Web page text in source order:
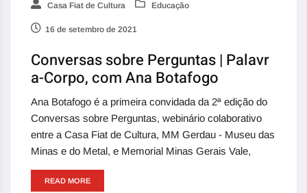
Casa Fiat de Cultura Educação
16 de setembro de 2021
Conversas sobre Perguntas | Palavr
a-Corpo, com Ana Botafogo
Ana Botafogo é a primeira convidada da 2ª edição do
Conversas sobre Perguntas, webinário colaborativo
entre a Casa Fiat de Cultura, MM Gerdau - Museu das
Minas e do Metal, e Memorial Minas Gerais Vale,
READ MORE